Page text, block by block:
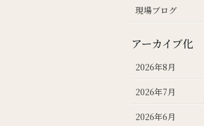
現場ブログ
アーカイブ化
2026年8月
2026年7月
2026年6月